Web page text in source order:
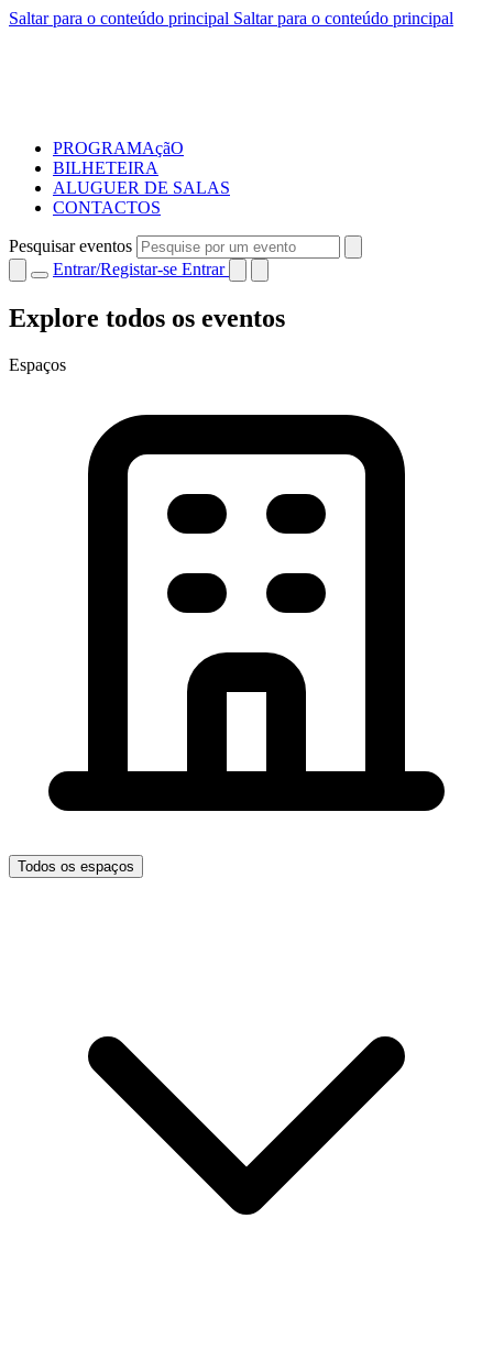
Saltar para o conteúdo principal Saltar para o conteúdo principal
PROGRAMAçãO
BILHETEIRA
ALUGUER DE SALAS
CONTACTOS
Pesquisar eventos
Entrar/Registar-se Entrar
Explore todos os eventos
Espaços
Todos os espaços